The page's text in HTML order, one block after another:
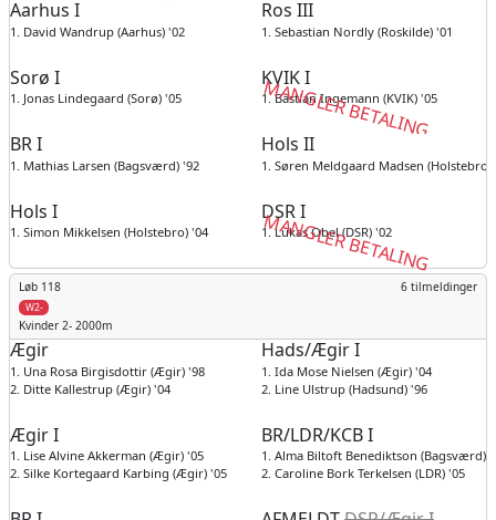
Aarhus I
1. David Wandrup (Aarhus) '02
Ros III
1. Sebastian Nordly (Roskilde) '01
Sorø I
1. Jonas Lindegaard (Sorø) '05
KVIK I
MANGLER BETALING
1. Bastian Ingemann (KVIK) '05
BR I
1. Mathias Larsen (Bagsværd) '92
Hols II
1. Søren Meldgaard Madsen (Holstebro)
Hols I
1. Simon Mikkelsen (Holstebro) '04
DSR I
MANGLER BETALING
1. Lukas Obel (DSR) '02
Løb 118 6 tilmeldinger
W2-
Kvinder 2- 2000m
Ægir
1. Una Rosa Birgisdottir (Ægir) '98
2. Ditte Kallestrup (Ægir) '04
Hads/Ægir I
1. Ida Mose Nielsen (Ægir) '04
2. Line Ulstrup (Hadsund) '96
Ægir I
1. Lise Alvine Akkerman (Ægir) '05
2. Silke Kortegaard Karbing (Ægir) '05
BR/LDR/KCB I
1. Alma Biltoft Benediktson (Bagsværd)
2. Caroline Bork Terkelsen (LDR) '05